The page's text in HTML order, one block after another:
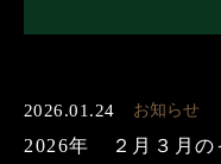
2026.01.24 お知らせ
2026年 ２月３月の